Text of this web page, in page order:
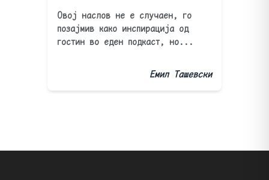
Овој наслов не е случаен, го
позајмив како инспирација од
гостин во еден подкаст, но...
Емил Ташевски